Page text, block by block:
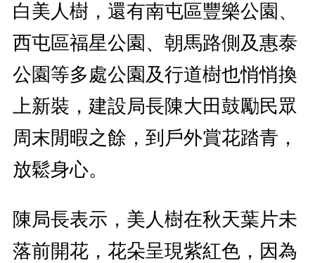
白美人樹，還有南屯區豐樂公園、
西屯區福星公園、朝馬路側及惠泰
公園等多處公園及行道樹也悄悄換
上新裝，建設局長陳大田鼓勵民眾
周末閒暇之餘，到戶外賞花踏青，
放鬆身心。
陳局長表示，美人樹在秋天葉片未
落前開花，花朵呈現紫紅色，因為